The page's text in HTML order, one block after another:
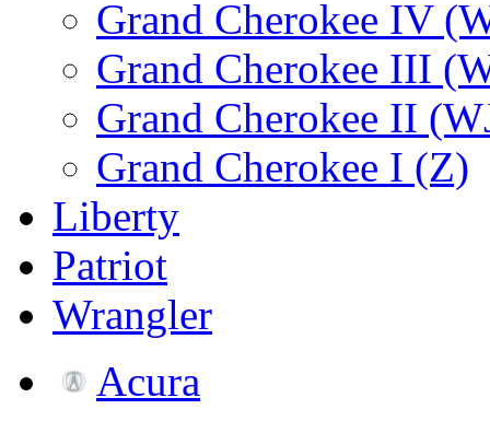
Grand Cherokee IV
Grand Cherokee III
Grand Cherokee II
Grand Cherokee I (Z)
Liberty
Patriot
Wrangler
Acura